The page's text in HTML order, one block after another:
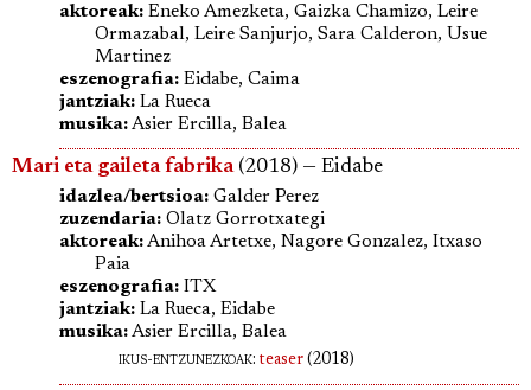
aktoreak: Eneko Amezketa, Gaizka Chamizo, Leire
Ormazabal, Leire Sanjurjo, Sara Calderon, Usue
Martinez
eszenografia: Eidabe, Caima
jantziak: La Rueca
musika:Asier Ercilla, Balea
Mari eta gaileta fabrika(2018) — Eidabe
idazlea/bertsioa: Galder Perez
zuzendaria: Olatz Gorrotxategi
aktoreak:Anihoa Artetxe, Nagore Gonzalez, Itxaso
Paia
eszenografia: ITX
jantziak: La Rueca, Eidabe
musika:Asier Ercilla, Balea
ikus-entzunezkoak: teaser (2018)